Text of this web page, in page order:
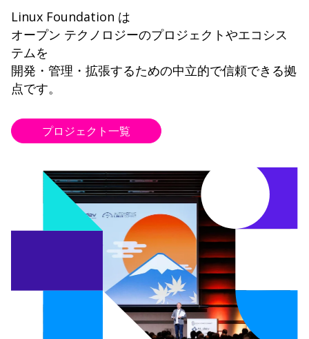
Linux Foundation は
オープン テクノロジーのプロジェクトやエコシス
テムを
開発・管理・拡張するための中立的で信頼できる拠
点です。
プロジェクト一覧